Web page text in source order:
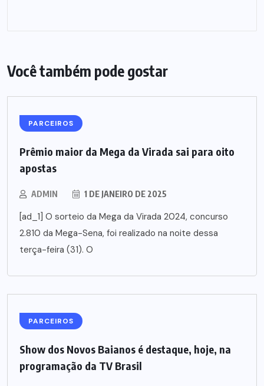
Você também pode gostar
PARCEIROS
Prêmio maior da Mega da Virada sai para oito
apostas
ADMIN 1 DE JANEIRO DE 2025
[ad_1] O sorteio da Mega da Virada 2024, concurso
2.810 da Mega-Sena, foi realizado na noite dessa
terça-feira (31). O
PARCEIROS
Show dos Novos Baianos é destaque, hoje, na
programação da TV Brasil